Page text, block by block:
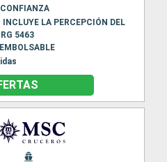
INCLUYE LA PERCEPCIÓN DEL
5463